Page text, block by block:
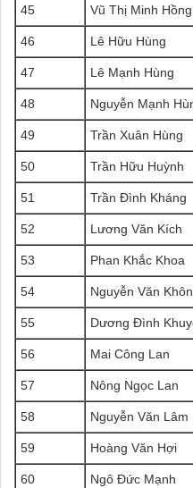
45 Vũ Thị Minh Hồng
46 Lê Hữu Hùng
47 Lê Mạnh Hùng
48 Nguyễn Mạnh
49 Trần Xuân Hùng
50 Trần Hữu Huỳnh
51 Trần Đình Kháng
52 Lương Văn Kích
53 Phan Khắc Khoa
54 Nguyễn Văn
55 Dương Đình
56 Mai Công Lan
57 Nông Ngọc Lan
58 Nguyễn Văn Lâm
59 Hoàng Văn Hợi
60 Ngô Đức Mạnh